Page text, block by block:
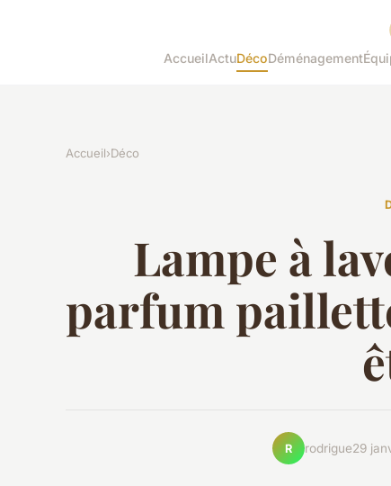
AccueilActuDécoDéménagement
Accueil›Déco
Lampe à
parfum
R rodrigue29